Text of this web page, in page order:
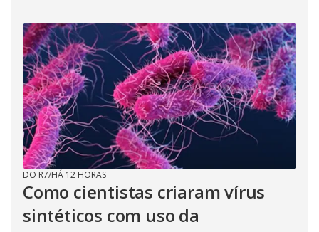
DO R7/HÁ 12 HORAS
Como cientistas criaram vírus
sintéticos com uso da